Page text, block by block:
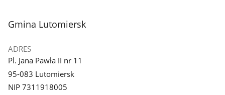
stopka
Gmina Lutomiersk
ADRES
Pl. Jana Pawła II nr 11
95-083 Lutomiersk
NIP 7311918005